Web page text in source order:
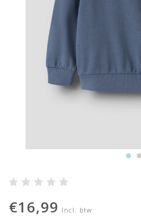
€16,99 Incl. btw